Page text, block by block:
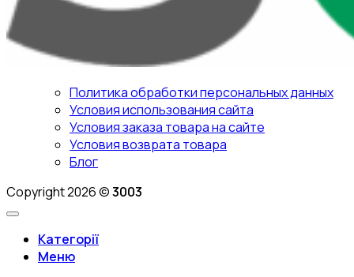
Политика обработки персональных данных
Условия использования сайта
Условия заказа товара на сайте
Условия возврата товара
Блог
Copyright 2026 ©3003
Категорії
Меню